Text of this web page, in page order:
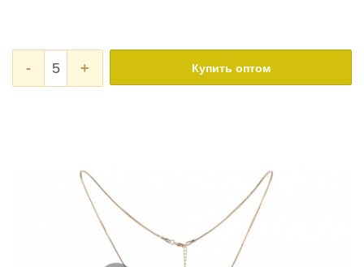
- + Купить оптом